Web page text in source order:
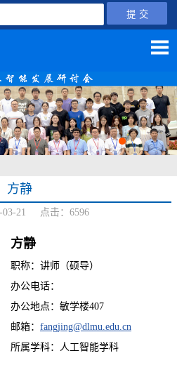
方静
03-21 点击： 6596
方静
职称：讲师（硕导）
办公电话：
办公地点：敏学楼407
邮箱： fangjing@dlmu.edu.cn
所属学科：人工智能学科